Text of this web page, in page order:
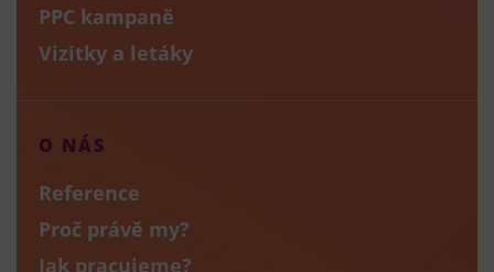
PPC kampaně
Vizitky a letáky
O NÁS
Reference
Proč právě my?
Jak pracujeme?